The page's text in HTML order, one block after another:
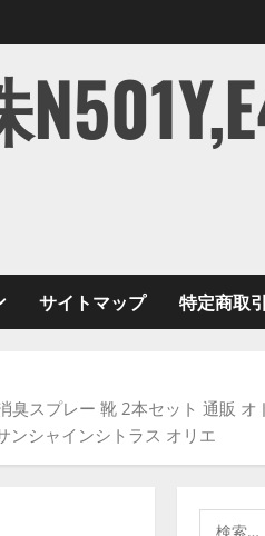
サイトマップ 特定商取
臭スプレー 靴 2本セット 通販
ンシャインシトラス オリエ